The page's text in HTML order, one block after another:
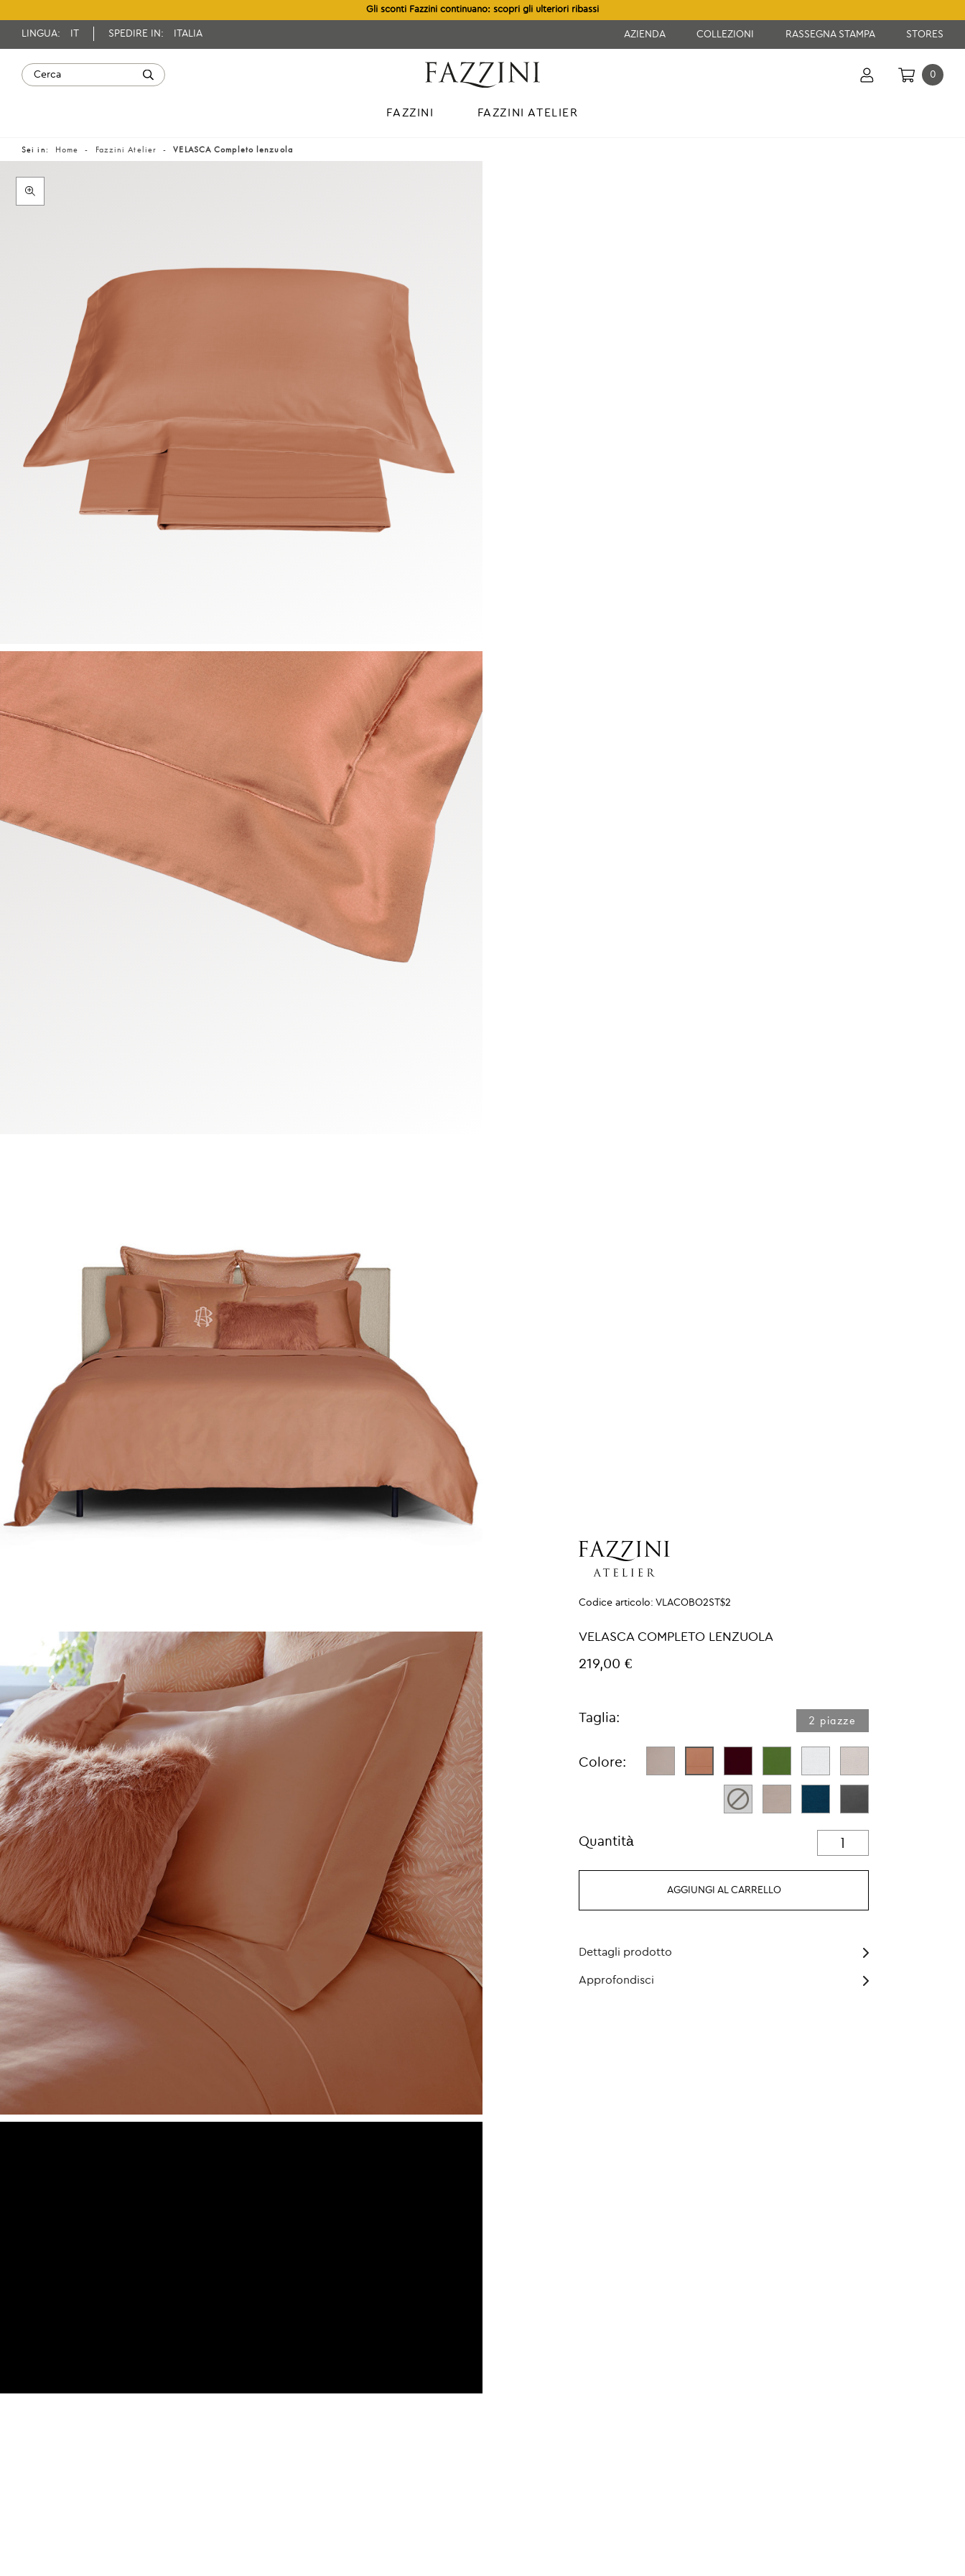
Gli sconti Fazzini continuano: scopri gli ulteriori ribassi
LINGUA: SPEDIRE IN: ITALIA AZIENDA COLLEZIONI RASSEGNA STAMPA STORES
0
FAZZINI FAZZINI ATELIER
Sei in: Home Fazzini Atelier VELASCA Completo lenzuola
Codice articolo:VLACOBO2ST$2
VELASCA COMPLETO LENZUOLA
219,00 €
Taglia: 2 piazze
Colore:
Quantità
AGGIUNGI AL CARRELLO
Dettagli prodotto
Approfondisci